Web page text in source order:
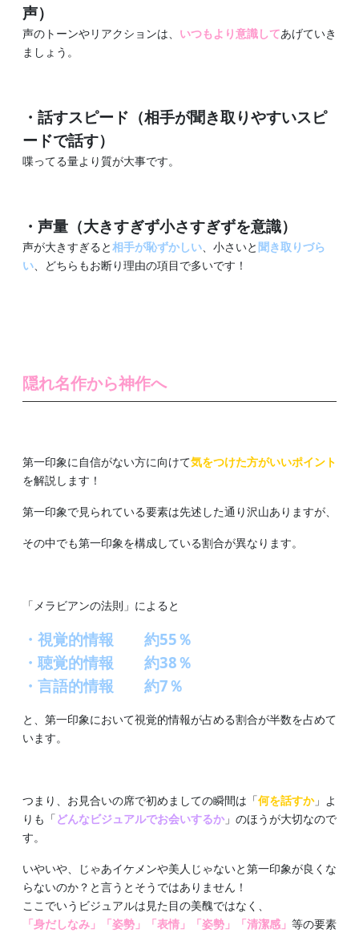
声）
声のトーンやリアクションは、 いつもより意識してあげていき
ましょう。
・話すスピード（相手が聞き取りやすいスピ
ードで話す）
喋ってる量より質が大事です。
・声量（大きすぎず小さすぎずを意識）
声が大きすぎると相手が恥ずかしい 、小さいと聞き取りづら
い 、どちらもお断り理由の項目で多いです！
隠れ名作から神作へ
第一印象に自信がない方に向けて気をつけた方がいいポイント
を解説します！
第一印象で見られている要素は先述した通り沢山ありますが、
その中でも第一印象を構成している割合が異なります。
「メラビアンの法則」によると
・視覚的情報 約55％
・聴覚的情報 約38％
・言語的情報 約7％
と、第一印象において視覚的情報が占める割合が半数を占めて
います。
つまり、お見合いの席で初めましての瞬間は「何を話すか」よ
りも「どんなビジュアルでお会いするか」のほうが大切なので
す。
いやいや、じゃあイケメンや美人じゃないと第一印象が良くな
らないのか？と言うとそうではありません！
ここでいうビジュアルは見た目の美醜ではなく、
「身だしなみ」「姿勢」「表情」「姿勢」「清潔感」 等の要素